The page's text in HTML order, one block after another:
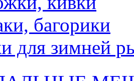
багорики
для зимней